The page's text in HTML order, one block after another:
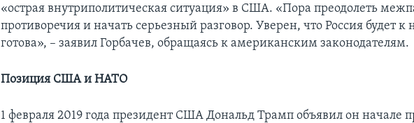
«острая внутриполитическая ситуация» в США. «Пора преодолеть
противоречия и начать серьезный разговор. Уверен, что Россия будет к
готова», – заявил Горбачев, обращаясь к американским законодателям.
Позиция США и НАТО
1 февраля 2019 года президент США Дональд Трамп объявил он начале